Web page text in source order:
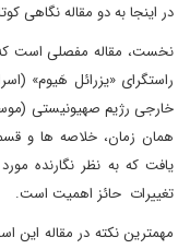
در اینجا به دو مقاله نگاهی
راستگرای «یزرائل هَیوم»
خارجی رژیم صهیونیستی
همان زمان، خلاصه ها و
یافت که به نظر نگارنده
تغییرات حائز اهمیت است.